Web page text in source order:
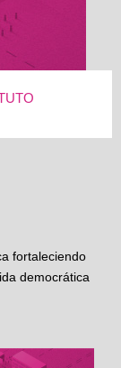
fortaleciendo
democrática